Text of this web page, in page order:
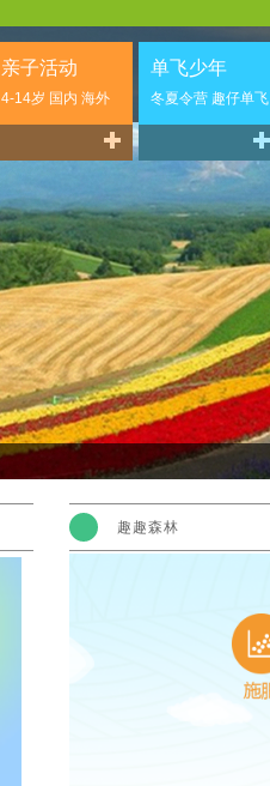
亲子活动
4-14岁 国内 海外
单飞少年
冬夏令营 趣仔单飞
趣趣森林